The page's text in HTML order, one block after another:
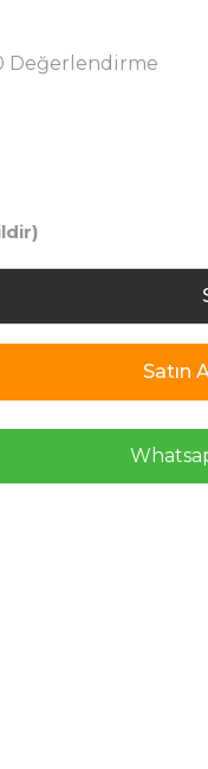
Değerlendirme
Satın